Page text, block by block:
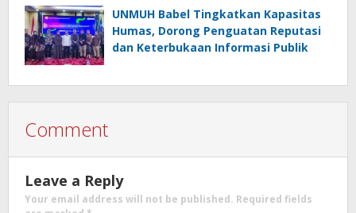
UNMUH Babel Tingkatkan Kapasitas
Humas, Dorong Penguatan Reputasi
dan Keterbukaan Informasi Publik
Comment
Leave a Reply
Your email address will not be published. Required fields